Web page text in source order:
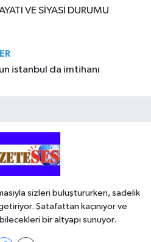
VE SİYASİ DURUMU
istanbul da imtihanı
sizleri buluştururken, sadelik
Şatafattan kaçınıyor ve
bir altyapı sunuyor.